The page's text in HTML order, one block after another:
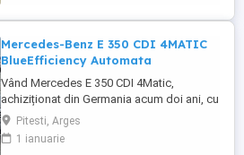
Mercedes-Benz E 350 CDI 4MATIC
BlueEfficiency Automata
Vând Mercedes E 350 CDI 4Matic,
achiziționat din Germania acum doi ani, cu
istoric complet și verificabil. Mașina
provine de la al doilea proprietar, care a
deținut-o 11 ani și a întreținut-o exclusiv la
Pitesti, Arges
1 ianuarie